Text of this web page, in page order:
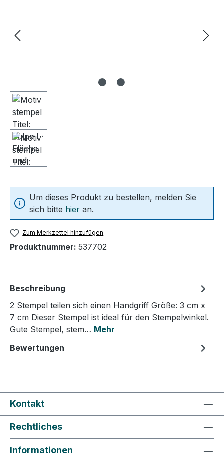
Um dieses Produkt zu bestellen, melden Sie
sich bitte hier an.
Zum Merkzettel hinzufügen
Produktnummer: 537702
Beschreibung
2 Stempel teilen sich einen Handgriff Größe: 3 cm x
7 cm Dieser Stempel ist ideal für den Stempelwinkel.
Gute Stempel, stem… Mehr
Bewertungen
Kontakt
Rechtliches
Informationen